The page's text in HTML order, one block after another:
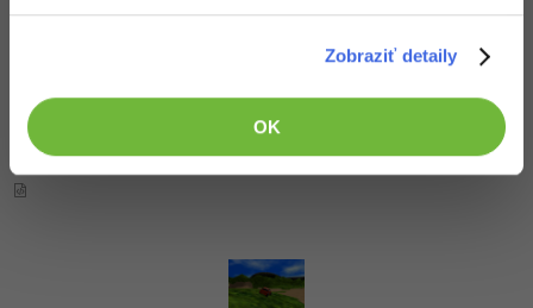
Zobraziť detaily
OK
Metódy 3D grafiky (2. časť, terén)
ZADARMO Nehodnotené